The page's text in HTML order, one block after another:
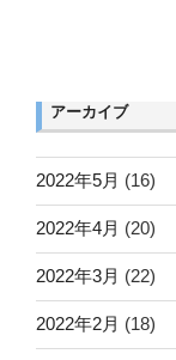
アーカイブ
2022年5月 (16)
2022年4月 (20)
2022年3月 (22)
2022年2月 (18)